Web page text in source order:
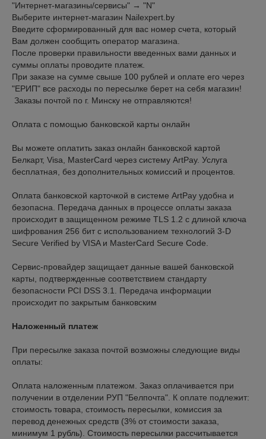
"Интернет-магазины/сервисы" → "N"
Выберите интернет-магазин Nailexpert.by
Введите сформированный для вас номер счета, который
Вам должен сообщить оператор магазина.
После проверки правильности введенных вами данных и
суммы оплаты проводите платеж.
При заказе на сумме свыше 100 рублей и оплате его через
"ЕРИП" все расходы по пересылке берет на себя магазин!
Оплата с помощью банковской карты онлайн
Вы можете оплатить заказ онлайн банковской картой
Белкарт, Visa, MasterCard через систему ArtPay. Услуга
бесплатная, без дополнительных комиссий и процентов.
Оплата банковской карточкой в системе ArtPay удобна и
безопасна. Передача данных в процессе оплаты заказа
происходит в защищенном режиме TLS 1.2 с длиной ключа
шифрования 256 бит с использованием технологий 3-D
Secure Verified by VISA и MasterCard Secure Code.
Сервис-провайдер защищает данные вашей банковской
карты, подтвержденные соответствием стандарту
безопасности PCI DSS 3.1. Передача информации
происходит по закрытым банковским
Наложенный платеж
При пересылке заказа почтой возможны следующие виды
оплаты:
Оплата наложенным платежом. Заказ оплачивается при
получении в отделении РУП "Белпочта". К оплате подлежит:
стоимость товара, стоимость пересылки, комиссия за
перевод денежных средств (3% от стоимости заказа,
минимум 1 рубль). Стоимость пересылки рассчитывается